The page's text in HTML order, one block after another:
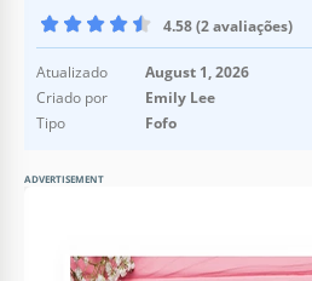
4.58 (2 avaliações)
Atualizado
August 1, 2026
Criado por
Emily Lee
Tipo
Fofo
ADVERTISEMENT